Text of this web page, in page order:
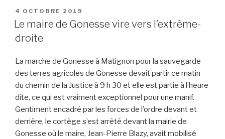
PUBLIÉ
LE
4 OCTOBRE 2019
Le maire de Gonesse vire vers l’extrême-
droite
La marche de Gonesse à Matignon pour la sauvegarde
des terres agricoles de Gonesse devait partir ce matin
du chemin de la Justice à 9 h 30 et elle est partie à l’heure
dite, ce qui est vraiment exceptionnel pour une manif.
Gentiment encadré par les forces de l’ordre devant et
derrière, le cortège s’est arrêté devant la mairie de
Gonesse où le maire, Jean-Pierre Blazy, avait mobilisé